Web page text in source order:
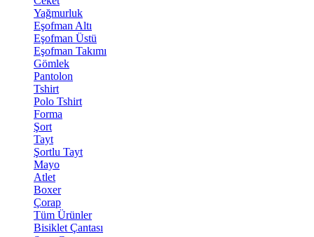
Yağmurluk
Eşofman Altı
Eşofman Üstü
Eşofman Takımı
Gömlek
Pantolon
Tshirt
Polo Tshirt
Forma
Şort
Tayt
Şortlu Tayt
Mayo
Atlet
Boxer
Çorap
Tüm Ürünler
Bisiklet Çantası